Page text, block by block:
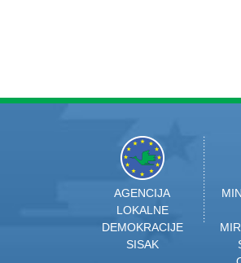
AGENCIJA
LOKALNE
DEMOKRACIJE
SISAK